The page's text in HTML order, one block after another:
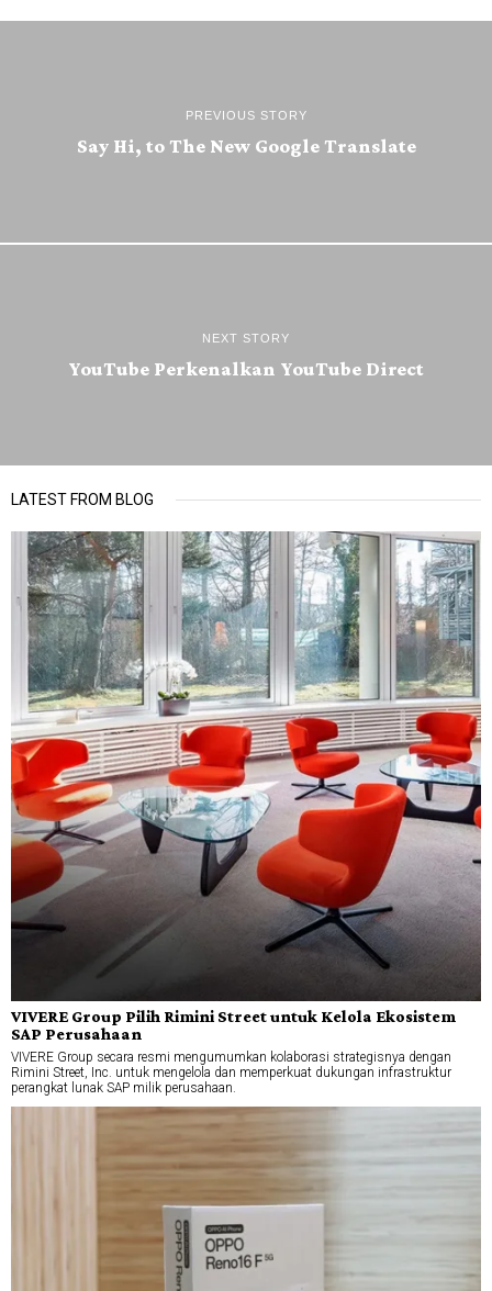
PREVIOUS STORY
Say Hi, to The New Google Translate
NEXT STORY
YouTube Perkenalkan YouTube Direct
LATEST FROM BLOG
VIVERE Group Pilih Rimini Street untuk Kelola Ekosistem
SAP Perusahaan
VIVERE Group secara resmi mengumumkan kolaborasi strategisnya dengan
Rimini Street, Inc. untuk mengelola dan memperkuat dukungan infrastruktur
perangkat lunak SAP milik perusahaan.